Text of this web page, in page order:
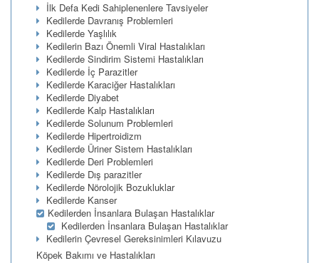
İlk Defa Kedi Sahiplenenlere Tavsiyeler
Kedilerde Davranış Problemleri
Kedilerde Yaşlılık
Kedilerin Bazı Önemli Viral Hastalıkları
Kedilerde Sindirim Sistemi Hastalıkları
Kedilerde İç Parazitler
Kedilerde Karaciğer Hastalıkları
Kedilerde Diyabet
Kedilerde Kalp Hastalıkları
Kedilerde Solunum Problemleri
Kedilerde Hipertroidizm
Kedilerde Üriner Sistem Hastalıkları
Kedilerde Deri Problemleri
Kedilerde Dış parazitler
Kedilerde Nörolojik Bozukluklar
Kedilerde Kanser
Kedilerden İnsanlara Bulaşan Hastalıklar
Kedilerden İnsanlara Bulaşan Hastalıklar
Kedilerin Çevresel Gereksinimleri Kılavuzu
Köpek Bakımı ve Hastalıkları